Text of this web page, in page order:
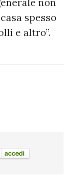
spesso
e altro”.